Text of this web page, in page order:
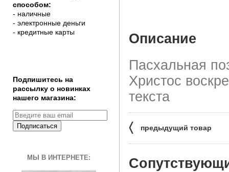
Описание
Пасхальная
Христос
текста
〈 предыдущий товар
способом:
- наличные
- электронные деньги
- кредитные карты
Подпишитесь на
рассылку о новинках
нашего магазина:
Подписаться
МЫ В ИНТЕРНЕТЕ: